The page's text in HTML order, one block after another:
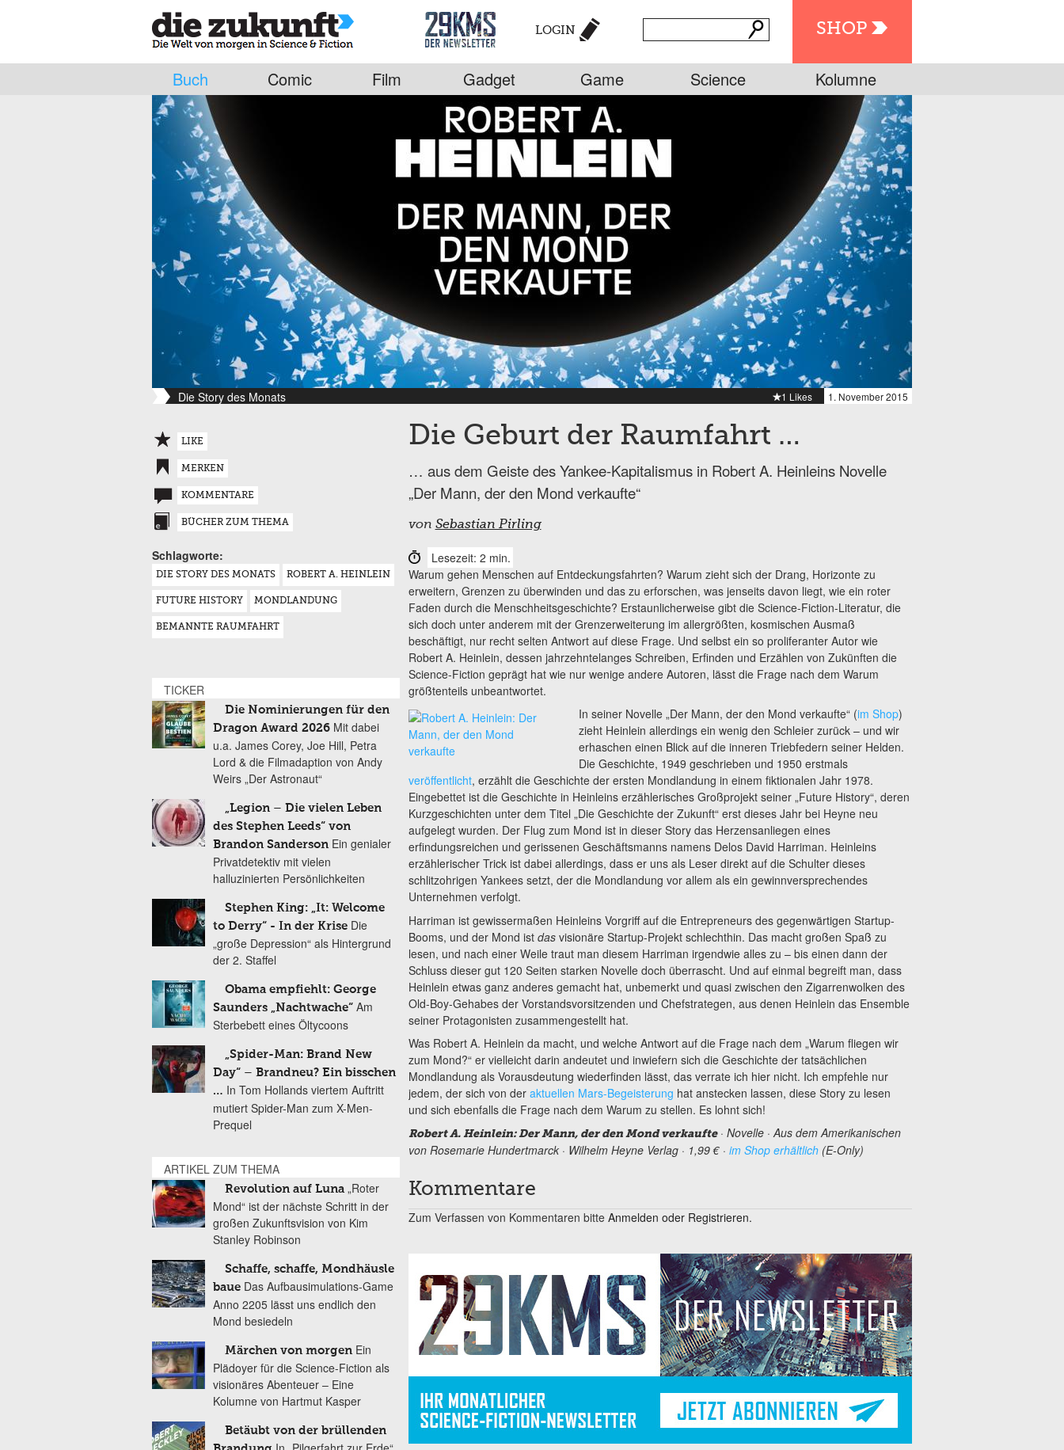
SHOP
LOGIN
Buch Comic Film Gadget Game Science Kolumne
Die Story des Monats 1. November 2015
1 Likes
Die Geburt der Raumfahrt …
… aus dem Geiste des Yankee-Kapitalismus in Robert A. Heinleins Novelle
„Der Mann, der den Mond verkaufte“
von Sebastian Pirling
Lesezeit: 2 min.
Warum gehen Menschen auf Entdeckungsfahrten? Warum zieht sich der Drang, Horizonte zu
erweitern, Grenzen zu überwinden und das zu erforschen, was jenseits davon liegt, wie ein roter
Faden durch die Menschheitsgeschichte? Erstaunlicherweise gibt die Science-Fiction-Literatur, die
sich doch unter anderem mit der Grenzerweiterung im allergrößten, kosmischen Ausmaß
beschäftigt, nur recht selten Antwort auf diese Frage. Und selbst ein so proliferanter Autor wie
Robert A. Heinlein, dessen jahrzehntelanges Schreiben, Erfinden und Erzählen von Zukünften die
Science-Fiction geprägt hat wie nur wenige andere Autoren, lässt die Frage nach dem Warum
größtenteils unbeantwortet.
In seiner Novelle „Der Mann, der den Mond verkaufte“ (im Shop)
zieht Heinlein allerdings ein wenig den Schleier zurück – und wir
erhaschen einen Blick auf die inneren Triebfedern seiner Helden.
Die Geschichte, 1949 geschrieben und 1950 erstmals
veröffentlicht, erzählt die Geschichte der ersten Mondlandung in einem fiktionalen Jahr 1978.
Eingebettet ist die Geschichte in Heinleins erzählerisches Großprojekt seiner „Future History“, deren
Kurzgeschichten unter dem Titel „Die Geschichte der Zukunft“ erst dieses Jahr bei Heyne neu
aufgelegt wurden. Der Flug zum Mond ist in dieser Story das Herzensanliegen eines
erfindungsreichen und gerissenen Geschäftsmanns namens Delos David Harriman. Heinleins
erzählerischer Trick ist dabei allerdings, dass er uns als Leser direkt auf die Schulter dieses
schlitzohrigen Yankees setzt, der die Mondlandung vor allem als ein gewinnversprechendes
Unternehmen verfolgt.
Harriman ist gewissermaßen Heinleins Vorgriff auf die Entrepreneurs des gegenwärtigen Startup-
Booms, und der Mond ist dasvisionäre Startup-Projekt schlechthin. Das macht großen Spaß zu
lesen, und nach einer Weile traut man diesem Harriman irgendwie alles zu – bis einen dann der
Schluss dieser gut 120 Seiten starken Novelle doch überrascht. Und auf einmal begreift man, dass
Heinlein etwas ganz anderes gemacht hat, unbemerkt und quasi zwischen den Zigarrenwolken des
Old-Boy-Gehabes der Vorstandsvorsitzenden und Chefstrategen, aus denen Heinlein das Ensemble
seiner Protagonisten zusammengestellt hat.
Was Robert A. Heinlein da macht, und welche Antwort auf die Frage nach dem „Warum fliegen wir
zum Mond?“ er vielleicht darin andeutet und inwiefern sich die Geschichte der tatsächlichen
Mondlandung als Vorausdeutung wiederfinden lässt, das verrate ich hier nicht. Ich empfehle nur
jedem, der sich von der aktuellen Mars-Begeisterung hat anstecken lassen, diese Story zu lesen
und sich ebenfalls die Frage nach dem Warum zu stellen. Es lohnt sich!
Robert A. Heinlein: Der Mann, der den Mond verkaufte· Novelle · Aus dem Amerikanischen
von Rosemarie Hundertmarck · Wilhelm Heyne Verlag · 1,99 € · im Shop erhältlich(E-Only)
Kommentare
Zum Verfassen von Kommentaren bitte Anmelden oder Registrieren.
LIKE
MERKEN
KOMMENTARE
BÜCHER ZUM THEMA
Schlagworte:
DIE STORY DES MONATS ROBERT A. HEINLEIN
FUTURE HISTORY MONDLANDUNG
BEMANNTE RAUMFAHRT
TICKER
Die Nominierungen für den
Dragon Award 2026 Mit dabei
u.a. James Corey, Joe Hill, Petra
Lord & die Filmadaption von Andy
Weirs „Der Astronaut“
„Legion – Die vielen Leben
des Stephen Leeds“ von
Brandon Sanderson Ein genialer
Privatdetektiv mit vielen
halluzinierten Persönlichkeiten
Stephen King: „It: Welcome
to Derry“ - In der Krise Die
„große Depression“ als Hintergrund
der 2. Staffel
Obama empfiehlt: George
Saunders „Nachtwache“ Am
Sterbebett eines Öltycoons
„Spider-Man: Brand New
Day“ – Brandneu? Ein bisschen
… In Tom Hollands viertem Auftritt
mutiert Spider-Man zum X-Men-
Prequel
ARTIKEL ZUM THEMA
Revolution auf Luna „Roter
Mond“ ist der nächste Schritt in der
großen Zukunftsvision von Kim
Stanley Robinson
Schaffe, schaffe, Mondhäusle
baue Das Aufbausimulations-Game
Anno 2205 lässt uns endlich den
Mond besiedeln
Märchen von morgen Ein
Plädoyer für die Science-Fiction als
visionäres Abenteuer – Eine
Kolumne von Hartmut Kasper
Betäubt von der brüllenden